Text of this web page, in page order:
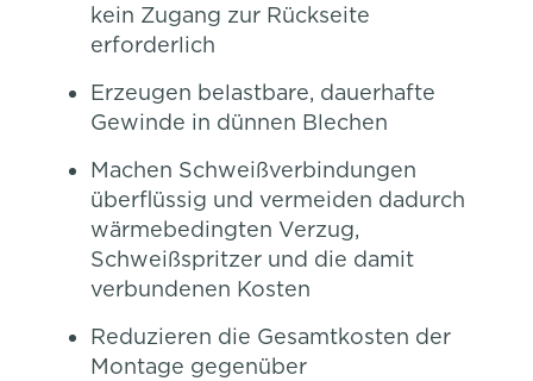
kein Zugang zur Rückseite
erforderlich
Erzeugen belastbare, dauerhafte
Gewinde in dünnen Blechen
Machen Schweißverbindungen
überflüssig und vermeiden dadurch
wärmebedingten Verzug,
Schweißspritzer und die damit
verbundenen Kosten
Reduzieren die Gesamtkosten der
Montage gegenüber